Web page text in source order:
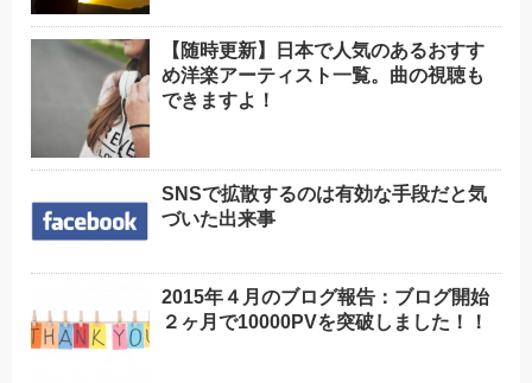
【随時更新】日本で人気のあるおすす
め洋楽アーティスト一覧。曲の視聴も
できますよ！
SNSで拡散するのは有効な手段だと気
づいた出来事
2015年４月のブログ報告：ブログ開始
２ヶ月で10000PVを突破しました！！